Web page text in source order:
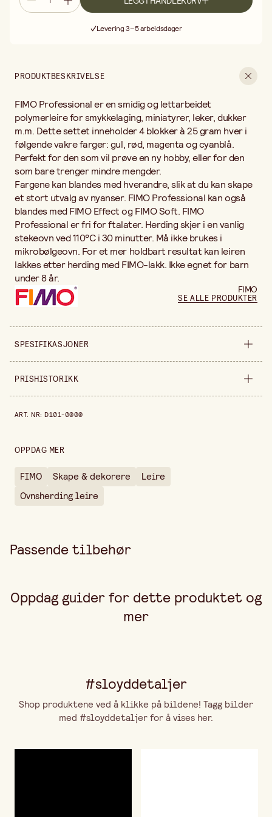
lakkes etter herding med FIMO-lakk. Ikke egnet for barn under 8
Levering 3–5 arbeidsdager
PRODUKTBESKRIVELSE
FIMO Professional er en smidig og lettarbeidet
polymerleire for smykkelaging, miniatyrer, leker, dukker
m.m. Dette settet inneholder 4 blokker à 25 gram hver i
følgende vakre farger: gul, rød, magenta og cyanblå.
Perfekt for den som vil prøve en ny hobby, eller for den
som bare trenger mindre mengder.
Fargene kan blandes med hverandre, slik at du kan skape
et stort utvalg av nyanser. FIMO Professional kan også
blandes med FIMO Effect og FIMO Soft. FIMO
Professional er fri for ftalater. Herding skjer i en vanlig
stekeovn ved 110°C i 30 minutter. Må ikke brukes i
mikrobølgeovn. For et mer holdbart resultat kan leiren
lakkes etter herding med FIMO-lakk. Ikke egnet for barn
under 8 år.
FIMO
SE ALLE PRODUKTER
SPESIFIKASJONER
Selges inn forpakning
Forpakningsmengde
PRISHISTORIKK
ART. NR:D101-0000
OPPDAG MER
FIMO Skape & dekorere
Leire
Ovnsherding leire
Passende tilbehør
Oppdag guider for dette produktet og
mer
#sloyddetaljer
Shop produktene ved å klikke på bildene! Tagg bilder
med #sloyddetaljer for å vises her.